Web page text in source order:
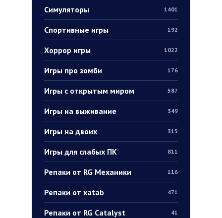
Симуляторы 1401
Спортивные игры 192
Хоррор игры 1022
Игры про зомби 176
Игры с открытым миром 587
Игры на выживание 349
Игры на двоих 315
Игры для слабых ПК 811
Репаки от RG Механики 116
Репаки от xatab 471
Репаки от RG Catalyst 41